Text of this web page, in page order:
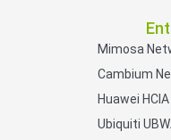
Mimosa
Cambium
Huawei
Ubiquiti